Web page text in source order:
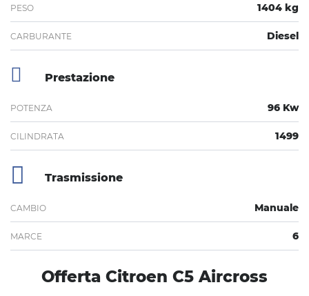
PESO 1404 kg
CARBURANTE Diesel
Prestazione
POTENZA 96 Kw
CILINDRATA 1499
Trasmissione
CAMBIO Manuale
MARCE 6
Offerta Citroen C5 Aircross